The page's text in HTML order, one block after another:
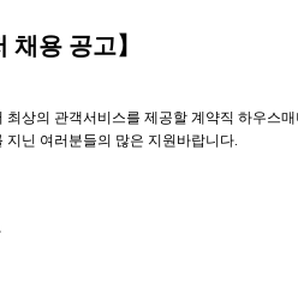
채용 공고】
상의 관객서비스를 제공할 계약직 하우스
닌 여러분들의 많은 지원바랍니다.